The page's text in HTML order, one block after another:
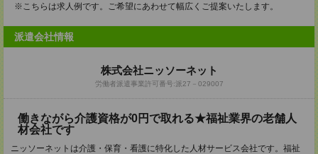
※こちらは求人例です。ご希望にあわせて幅広くご提案いたします。
派遣会社情報
株式会社ニッソーネット
労働者派遣事業許可番号:派27－029007
働きながら介護資格が0円で取れる★福祉業界の老舗人
材会社です
ニッソーネットは介護・保育・看護に特化した人材サービス会社です。福祉